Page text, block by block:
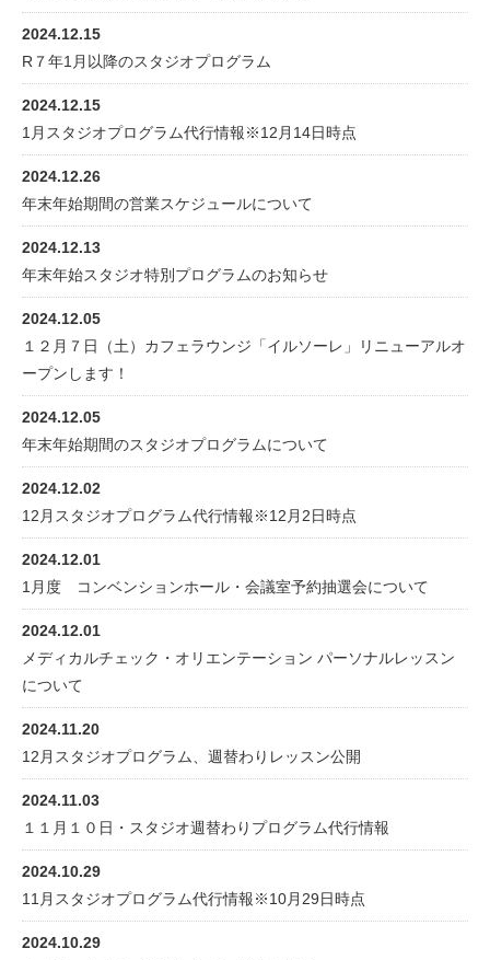
2024.12.15
R７年1月以降のスタジオプログラム
2024.12.15
1月スタジオプログラム代行情報※12月14日時点
2024.12.26
年末年始期間の営業スケジュールについて
2024.12.13
年末年始スタジオ特別プログラムのお知らせ
2024.12.05
１２月７日（土）カフェラウンジ「イルソーレ」リニューアルオ
ープンします！
2024.12.05
年末年始期間のスタジオプログラムについて
2024.12.02
12月スタジオプログラム代行情報※12月2日時点
2024.12.01
1月度 コンベンションホール・会議室予約抽選会について
2024.12.01
メディカルチェック・オリエンテーション パーソナルレッスン
について
2024.11.20
12月スタジオプログラム、週替わりレッスン公開
2024.11.03
１１月１０日・スタジオ週替わりプログラム代行情報
2024.10.29
11月スタジオプログラム代行情報※10月29日時点
2024.10.29